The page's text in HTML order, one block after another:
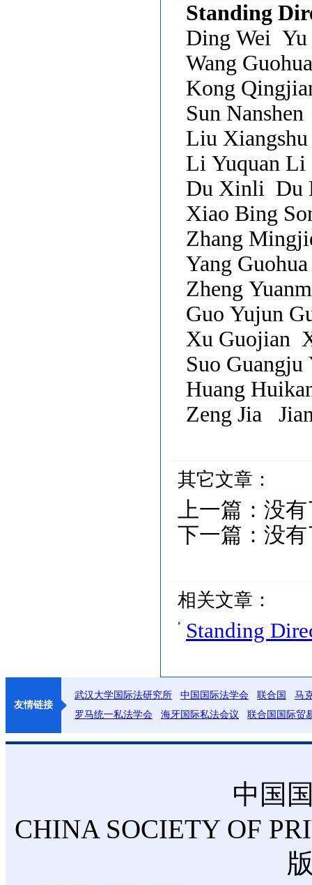
Standing D
Ding Wei
Wang
Kong
Sun
Liu
Li Yuquan
Du Xinli Du
Xiao Bing
Zhang
Yang
Zheng
Guo Yujun
Xu Guojian
Suo
Huang
Zeng Jia
其它文章：
上一篇： 没有
下一篇： 没有
相关文章：
Standing
友情链接
武汉大学国际法研究所 中国国际法学会 联合国
马
罗马统一私法学会
海牙国际私法会议 联合国国际贸
中国
CHINA SOCIETY OF